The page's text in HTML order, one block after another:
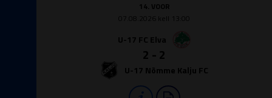
14. VOOR
07.08.2026 kell 13:00
U-17 FC Elva
2 - 2
U-17 Nõmme Kalju FC